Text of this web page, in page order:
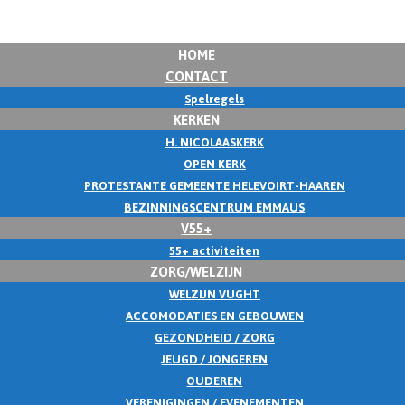
HOME
CONTACT
Spelregels
KERKEN
H. NICOLAASKERK
OPEN KERK
PROTESTANTE GEMEENTE HELEVOIRT-HAAREN
BEZINNINGSCENTRUM EMMAUS
V55+
55+ activiteiten
ZORG/WELZIJN
WELZIJN VUGHT
ACCOMODATIES EN GEBOUWEN
GEZONDHEID / ZORG
JEUGD / JONGEREN
OUDEREN